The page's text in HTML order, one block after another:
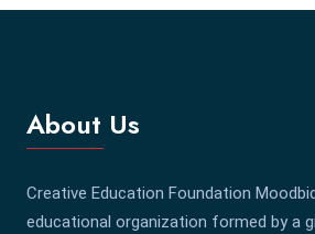
About Us
Creative Education Foundation
educational organization formed by a